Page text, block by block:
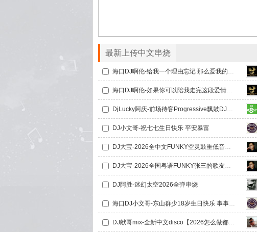
最新上传中文串烧
海口DJ啊伦-给我一个理由忘记 那么爱我的你国粤语回忆录中文Electro旋律极速串烧
海口DJ啊伦-如果你可以陪我走完这段爱情国粤语回忆录中文Electro旋律极速串烧
DjLucky阿庆-前场待客Progressive飘鼓DJ串烧Vlo.2
DJ小文哥-祝七七生日快乐 平安暴富
DJ大宝-2026全中文FUNKY空灵鼓重低音咚咚咚MUSIC慢摇大碟
DJ大宝-2026全国粤语FUNKY张三的歌友谊之光MUSIC咚鼓慢摇大碟
DJ阿胜-迷幻太空2026全弹串烧
海口DJ小文哥-东山群少18岁生日快乐 事事顺利 心想事成
DJ献哥mix-全新中文disco【2026怎么做都是错】劲爆串烧